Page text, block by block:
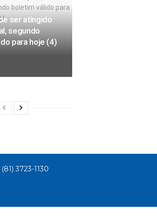
ser atingido
segundo
para hoje (4)
3723-1130